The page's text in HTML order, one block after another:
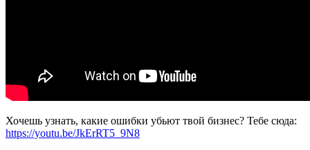
Хочешь узнать, какие ошибки убьют твой бизнес? Тебе сюда:
https://youtu.be/JkErRT5_9N8